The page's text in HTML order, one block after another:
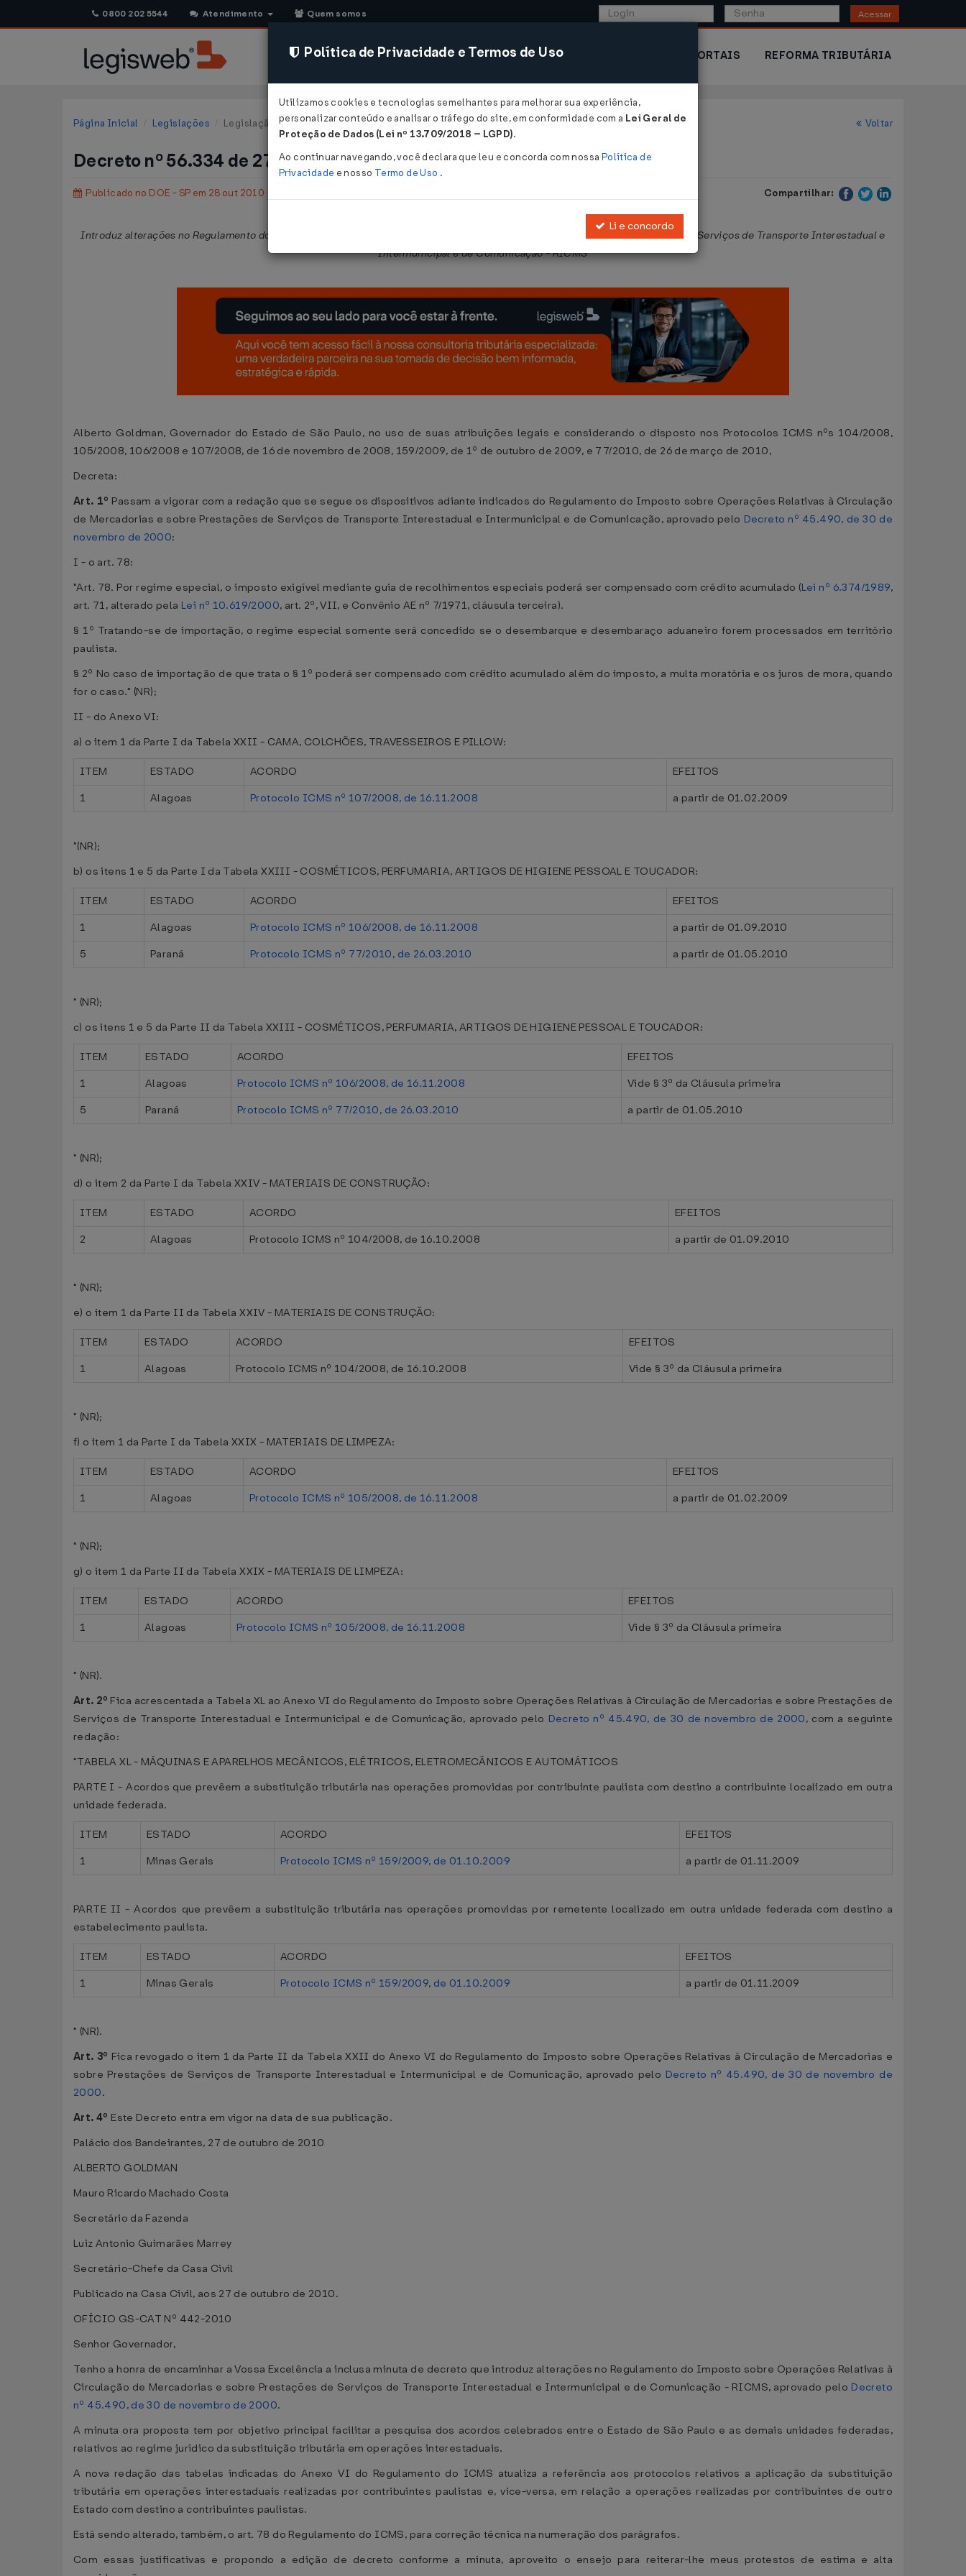
0800 202 5544 Atendimento Quem somos Acessar
CONSULTORIA SISTEMAS COMÉRCIO EXTERIOR PORTAIS REFORMA TRIBUTÁRIA
Página Inicial Legislações Legislação Estadual - São Paulo Voltar
Decreto nº 56.334 de 27/10/2010
Publicado no DOE - SP em 28 out 2010 Compartilhar:
Introduz alterações no Regulamento do Imposto sobre Operações Relativas à Circulação de Mercadorias e sobre Prestações de Serviços de Transporte Interestadual e
Intermunicipal e de Comunicação - RICMS
Alberto Goldman, Governador do Estado de São Paulo, no uso de suas atribuições legais e considerando o disposto nos Protocolos ICMS nºs 104/2008,
105/2008, 106/2008 e 107/2008, de 16 de novembro de 2008, 159/2009, de 1º de outubro de 2009, e 77/2010, de 26 de março de 2010,
Decreta:
Art. 1º Passam a vigorar com a redação que se segue os dispositivos adiante indicados do Regulamento do Imposto sobre Operações Relativas à Circulação
de Mercadorias e sobre Prestações de Serviços de Transporte Interestadual e Intermunicipal e de Comunicação, aprovado pelo Decreto nº 45.490, de 30 de
novembro de 2000:
I - o art. 78:
"Art. 78. Por regime especial, o imposto exigível mediante guia de recolhimentos especiais poderá ser compensado com crédito acumulado (Lei nº 6.374/1989,
art. 71, alterado pela Lei nº 10.619/2000, art. 2º, VII, e Convênio AE nº 7/1971, cláusula terceira).
§ 1º Tratando-se de importação, o regime especial somente será concedido se o desembarque e desembaraço aduaneiro forem processados em território
paulista.
§ 2º No caso de importação de que trata o § 1º poderá ser compensado com crédito acumulado além do imposto, a multa moratória e os juros de mora, quando
for o caso." (NR);
II - do Anexo VI:
a) o item 1 da Parte I da Tabela XXII - CAMA, COLCHÕES, TRAVESSEIROS E PILLOW:
ITEM ESTADO ACORDO
EFEITOS
1
Alagoas Protocolo ICMS nº 107/2008, de 16.11.2008 a partir de 01.02.2009
"(NR);
b) os itens 1 e 5 da Parte I da Tabela XXIII - COSMÉTICOS, PERFUMARIA, ARTIGOS DE HIGIENE PESSOAL E TOUCADOR:
ITEM ESTADO ACORDO
EFEITOS
1
Alagoas Protocolo ICMS nº 106/2008, de 16.11.2008
a partir de 01.09.2010
5
Paraná Protocolo ICMS nº 77/2010, de 26.03.2010 a partir de 01.05.2010
" (NR);
c) os itens 1 e 5 da Parte II da Tabela XXIII - COSMÉTICOS, PERFUMARIA, ARTIGOS DE HIGIENE PESSOAL E TOUCADOR:
ITEM ESTADO ACORDO
EFEITOS
1
Alagoas Protocolo ICMS nº 106/2008, de 16.11.2008
Vide § 3º da Cláusula primeira
5
Paraná Protocolo ICMS nº 77/2010, de 26.03.2010 a partir de 01.05.2010
" (NR);
d) o item 2 da Parte I da Tabela XXIV - MATERIAIS DE CONSTRUÇÃO:
ITEM ESTADO ACORDO
EFEITOS
2
Alagoas Protocolo ICMS nº 104/2008, de 16.10.2008 a partir de 01.09.2010
" (NR);
e) o item 1 da Parte II da Tabela XXIV - MATERIAIS DE CONSTRUÇÃO:
ITEM ESTADO ACORDO
EFEITOS
1
Alagoas Protocolo ICMS nº 104/2008, de 16.10.2008 Vide § 3º da Cláusula primeira
" (NR);
f) o item 1 da Parte I da Tabela XXIX - MATERIAIS DE LIMPEZA:
ITEM ESTADO ACORDO
EFEITOS
1
Alagoas Protocolo ICMS nº 105/2008, de 16.11.2008 a partir de 01.02.2009
" (NR);
g) o item 1 da Parte II da Tabela XXIX - MATERIAIS DE LIMPEZA:
ITEM ESTADO ACORDO
EFEITOS
1
Alagoas Protocolo ICMS nº 105/2008, de 16.11.2008 Vide § 3º da Cláusula primeira
" (NR).
Art. 2º Fica acrescentada a Tabela XL ao Anexo VI do Regulamento do Imposto sobre Operações Relativas à Circulação de Mercadorias e sobre Prestações de
Serviços de Transporte Interestadual e Intermunicipal e de Comunicação, aprovado pelo Decreto nº 45.490, de 30 de novembro de 2000, com a seguinte
redação:
"TABELA XL - MÁQUINAS E APARELHOS MECÂNICOS, ELÉTRICOS, ELETROMECÂNICOS E AUTOMÁTICOS
PARTE I - Acordos que prevêem a substituição tributária nas operações promovidas por contribuinte paulista com destino a contribuinte localizado em outra
unidade federada.
ITEM ESTADO ACORDO
EFEITOS
1
Minas Gerais Protocolo ICMS nº 159/2009, de 01.10.2009 a partir de 01.11.2009
PARTE II - Acordos que prevêem a substituição tributária nas operações promovidas por remetente localizado em outra unidade federada com destino a
estabelecimento paulista.
ITEM ESTADO ACORDO
EFEITOS
1
Minas Gerais Protocolo ICMS nº 159/2009, de 01.10.2009 a partir de 01.11.2009
" (NR).
Art. 3º Fica revogado o item 1 da Parte II da Tabela XXII do Anexo VI do Regulamento do Imposto sobre Operações Relativas à Circulação de Mercadorias e
sobre Prestações de Serviços de Transporte Interestadual e Intermunicipal e de Comunicação, aprovado pelo Decreto nº 45.490, de 30 de novembro de
2000.
Art. 4º Este Decreto entra em vigor na data de sua publicação.
Palácio dos Bandeirantes, 27 de outubro de 2010
ALBERTO GOLDMAN
Mauro Ricardo Machado Costa
Secretário da Fazenda
Luiz Antonio Guimarães Marrey
Secretário-Chefe da Casa Civil
Publicado na Casa Civil, aos 27 de outubro de 2010.
OFÍCIO GS-CAT Nº 442-2010
Senhor Governador,
Tenho a honra de encaminhar a Vossa Excelência a inclusa minuta de decreto que introduz alterações no Regulamento do Imposto sobre Operações Relativas à
Circulação de Mercadorias e sobre Prestações de Serviços de Transporte Interestadual e Intermunicipal e de Comunicação - RICMS, aprovado pelo Decreto
nº 45.490, de 30 de novembro de 2000.
A minuta ora proposta tem por objetivo principal facilitar a pesquisa dos acordos celebrados entre o Estado de São Paulo e as demais unidades federadas,
relativos ao regime jurídico da substituição tributária em operações interestaduais.
A nova redação das tabelas indicadas do Anexo VI do Regulamento do ICMS atualiza a referência aos protocolos relativos a aplicação da substituição
tributária em operações interestaduais realizadas por contribuintes paulistas e, vice-versa, em relação a operações realizadas por contribuintes de outro
Estado com destino a contribuintes paulistas.
Está sendo alterado, também, o art. 78 do Regulamento do ICMS, para correção técnica na numeração dos parágrafos.
Com essas justificativas e propondo a edição de decreto conforme a minuta, aproveito o ensejo para reiterar-lhe meus protestos de estima e alta
Política de Privacidade e Termos de Uso
Utilizamos cookies e tecnologias semelhantes para melhorar sua experiência,
personalizar conteúdo e analisar o tráfego do site, em conformidade com a Lei Geral de
Proteção de Dados (Lei nº 13.709/2018 – LGPD).
Ao continuar navegando, você declara que leu e concorda com nossa Política de
Privacidade e nosso Termo de Uso .
Li e concordo